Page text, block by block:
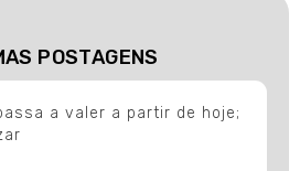
POSTAGENS
a valer a partir de hoje;